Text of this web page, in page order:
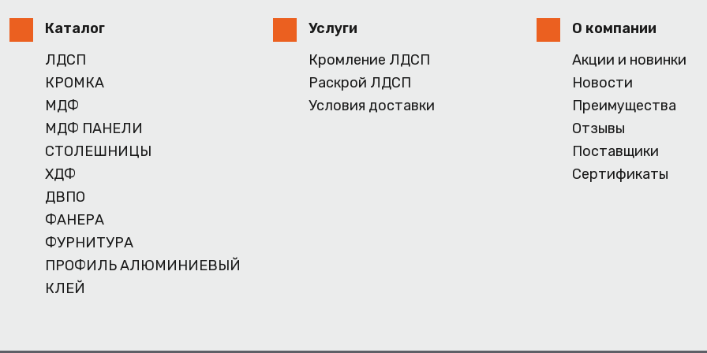
Каталог
ЛДСП
КРОМКА
МДФ
МДФ ПАНЕЛИ
СТОЛЕШНИЦЫ
ХДФ
ДВПО
ФАНЕРА
ФУРНИТУРА
ПРОФИЛЬ АЛЮМИНИЕВЫЙ
КЛЕЙ
Услуги
Кромление ЛДСП
Раскрой ЛДСП
Условия доставки
О компании
Акции и новинки
Новости
Преимущества
Отзывы
Поставщики
Сертификаты